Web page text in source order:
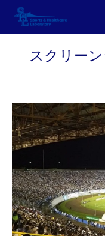
スクリー